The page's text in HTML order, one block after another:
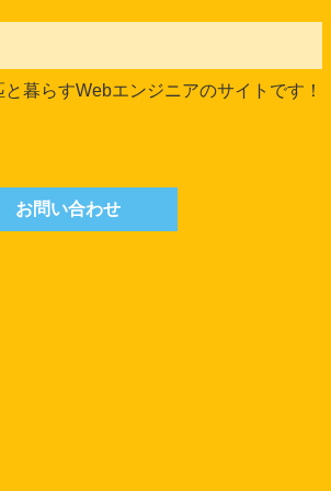
暮らすWebエンジニアのサイトです！
お問い合わせ